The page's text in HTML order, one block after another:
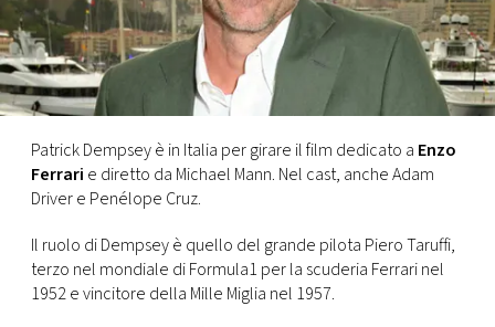
PRINCIPATO
DI
MONACO
RMC
CONSIGLIA
Patrick Dempsey è in Italia per girare il film dedicato a Enzo
Ferrari e diretto da Michael Mann. Nel cast, anche Adam
Driver e Penélope Cruz.
Il ruolo di Dempsey è quello del grande pilota Piero Taruffi,
terzo nel mondiale di Formula1 per la scuderia Ferrari nel
1952 e vincitore della Mille Miglia nel 1957.